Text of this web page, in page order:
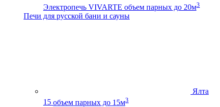
Электропечь VIVARTE объем парных до 20м3
Печи для русской бани и сауны
Ялта
15 объем парных до 15м3